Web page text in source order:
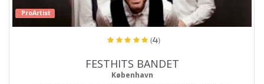
ProArtist
(4)
FESTHITS BANDET
København